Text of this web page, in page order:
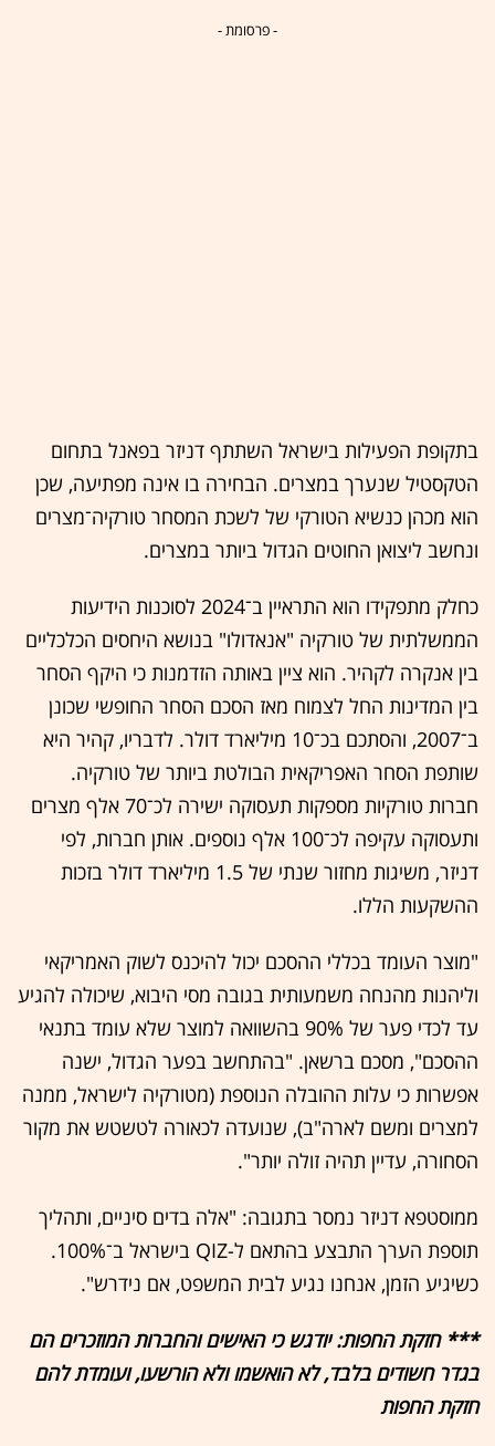
- פרסומת -
בתקופת הפעילות בישראל השתתף דניזר בפאנל בתחום
הטקסטיל שנערך במצרים. הבחירה בו אינה מפתיעה, שכן
הוא מכהן כנשיא הטורקי של לשכת המסחר טורקיה־מצרים
ונחשב ליצואן החוטים הגדול ביותר במצרים.
כחלק מתפקידו הוא התראיין ב־2024 לסוכנות הידיעות
הממשלתית של טורקיה "אנאדולו" בנושא היחסים הכלכליים
בין אנקרה לקהיר. הוא ציין באותה הזדמנות כי היקף הסחר
בין המדינות החל לצמוח מאז הסכם הסחר החופשי שכונן
ב־2007, והסתכם בכ־10 מיליארד דולר. לדבריו, קהיר היא
שותפת הסחר האפריקאית הבולטת ביותר של טורקיה.
חברות טורקיות מספקות תעסוקה ישירה לכ־70 אלף מצרים
ותעסוקה עקיפה לכ־100 אלף נוספים. אותן חברות, לפי
דניזר, משיגות מחזור שנתי של 1.5 מיליארד דולר בזכות
ההשקעות הללו.
"מוצר העומד בכללי ההסכם יכול להיכנס לשוק האמריקאי
וליהנות מהנחה משמעותית בגובה מסי היבוא, שיכולה להגיע
עד לכדי פער של 90% בהשוואה למוצר שלא עומד בתנאי
ההסכם", מסכם ברשאן. "בהתחשב בפער הגדול, ישנה
אפשרות כי עלות ההובלה הנוספת (מטורקיה לישראל, ממנה
למצרים ומשם לארה"ב), שנועדה לכאורה לטשטש את מקור
הסחורה, עדיין תהיה זולה יותר".
ממוסטפא דניזר נמסר בתגובה: "אלה בדים סיניים, ותהליך
תוספת הערך התבצע בהתאם ל-QIZ בישראל ב־100%.
כשיגיע הזמן, אנחנו נגיע לבית המשפט, אם נידרש".
*** חזקת החפות: יודגש כי האישים והחברות המוזכרים הם
בגדר חשודים בלבד, לא הואשמו ולא הורשעו, ועומדת להם
חזקת החפות